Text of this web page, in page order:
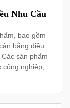
Nhu Cầu
bao gồm
bằng điều
sản phẩm
nghiệp,